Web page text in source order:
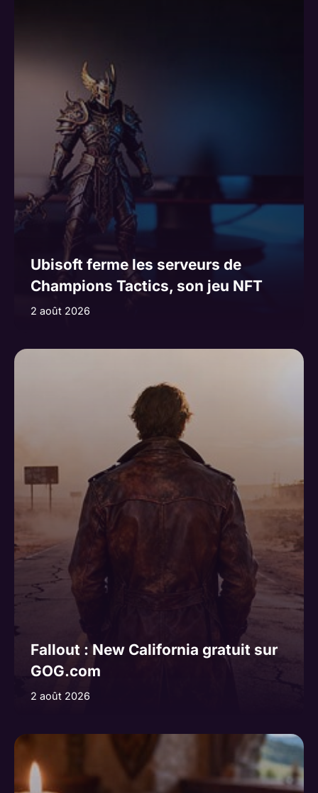
Ubisoft ferme les serveurs de
Champions Tactics, son jeu NFT
2 août 2026
Fallout : New California gratuit sur
GOG.com
2 août 2026